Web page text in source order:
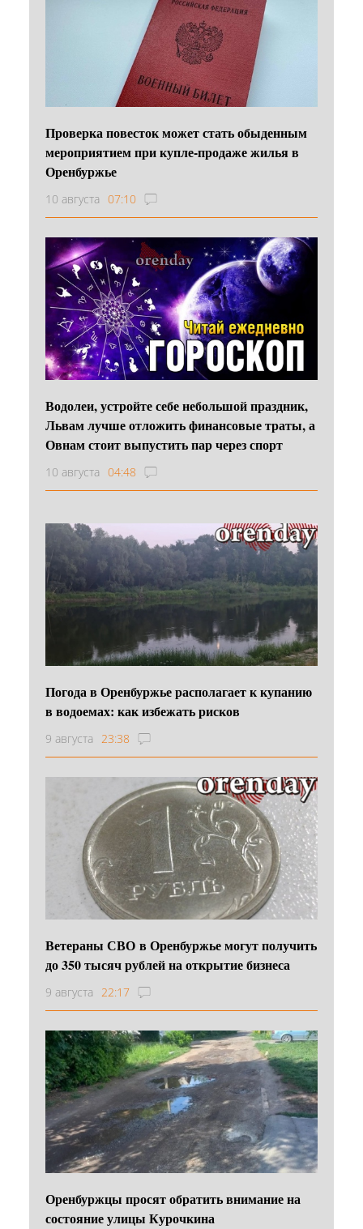
Проверка повесток может стать обыденным
мероприятием при купле-продаже жилья в
Оренбуржье
10 августа 07:10
Водолеи, устройте себе небольшой праздник,
Львам лучше отложить финансовые траты, а
Овнам стоит выпустить пар через спорт
10 августа 04:48
Погода в Оренбуржье располагает к купанию
в водоемах: как избежать рисков
9 августа 23:38
Ветераны СВО в Оренбуржье могут получить
до 350 тысяч рублей на открытие бизнеса
9 августа 22:17
Оренбуржцы просят обратить внимание на
состояние улицы Курочкина